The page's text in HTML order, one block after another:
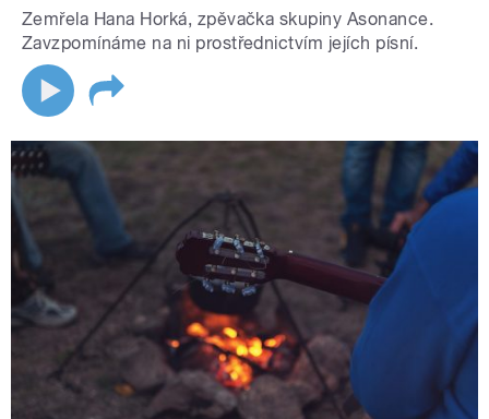
Zemřela Hana Horká, zpěvačka skupiny Asonance.
Zavzpomínáme na ni prostřednictvím jejích písní.